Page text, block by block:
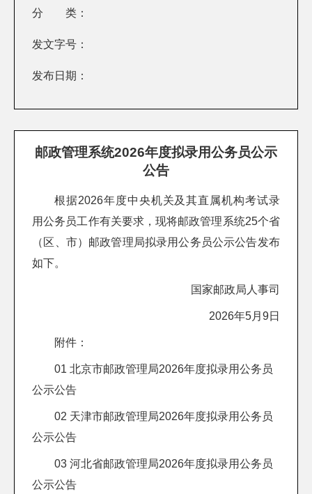
分 类：
发文字号：
发布日期：
邮政管理系统2026年度拟录用公务员公示
公告
根据2026年度中央机关及其直属机构考试录
用公务员工作有关要求，现将邮政管理系统25个省
（区、市）邮政管理局拟录用公务员公示公告发布
如下。
国家邮政局人事司
2026年5月9日
附件：
01 北京市邮政管理局2026年度拟录用公务员
公示公告
02 天津市邮政管理局2026年度拟录用公务员
公示公告
03 河北省邮政管理局2026年度拟录用公务员
公示公告